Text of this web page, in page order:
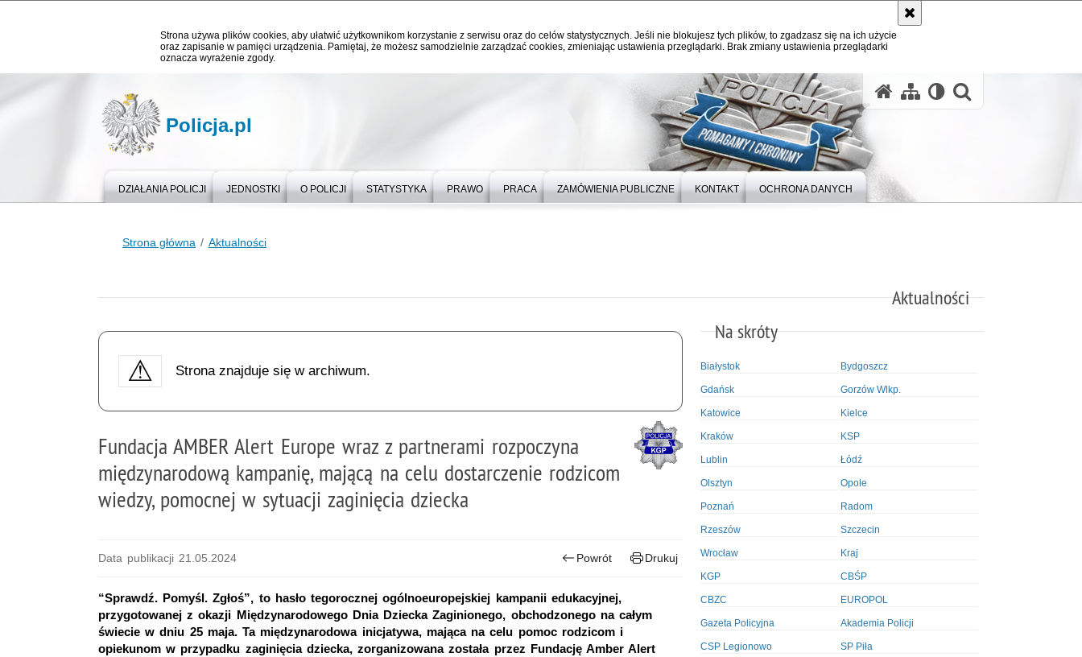
Strona używa plików cookies, aby ułatwić użytkownikom korzystanie z serwisu oraz do celów statystycznych. Jeśli nie blokujesz tych plików, to zgadzasz się na ich użycie
oraz zapisanie w pamięci urządzenia. Pamiętaj, że możesz samodzielnie zarządzać cookies, zmieniając ustawienia przeglądarki. Brak zmiany ustawienia przeglądarki
oznacza wyrażenie zgody.
Policja.pl
DZIAŁANIA POLICJI JEDNOSTKI O POLICJI STATYSTYKA PRAWO PRACA ZAMÓWIENIA PUBLICZNE KONTAKT OCHRONA DANYCH
Strona główna Aktualności
Aktualności
Strona znajduje się w archiwum.
Fundacja AMBER Alert Europe wraz z partnerami rozpoczyna
międzynarodową kampanię, mającą na celu dostarczenie rodzicom
wiedzy, pomocnej w sytuacji zaginięcia dziecka
Data publikacji 21.05.2024 Powrót Drukuj
“Sprawdź. Pomyśl. Zgłoś”, to hasło tegorocznej ogólnoeuropejskiej kampanii edukacyjnej,
przygotowanej z okazji Międzynarodowego Dnia Dziecka Zaginionego, obchodzonego na całym
świecie w dniu 25 maja. Ta międzynarodowa inicjatywa, mająca na celu pomoc rodzicom i
opiekunom w przypadku zaginięcia dziecka, zorganizowana została przez Fundację Amber Alert
Na skróty
Białystok Bydgoszcz
Gdańsk Gorzów Wlkp.
Katowice Kielce
Kraków KSP
Lublin Łódź
Olsztyn Opole
Poznań Radom
Rzeszów Szczecin
Wrocław Kraj
KGP CBŚP
CBZC EUROPOL
Gazeta Policyjna Akademia Policji
CSP Legionowo SP Piła